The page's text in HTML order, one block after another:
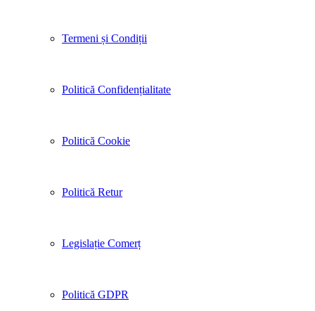
Termeni și Condiții
Politică Confidențialitate
Politică Cookie
Politică Retur
Legislație Comerț
Politică GDPR